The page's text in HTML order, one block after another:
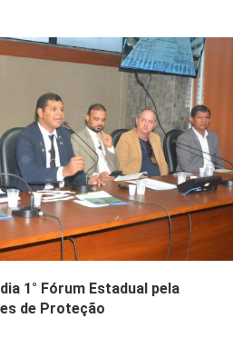
1° Fórum Estadual pela
de Proteção